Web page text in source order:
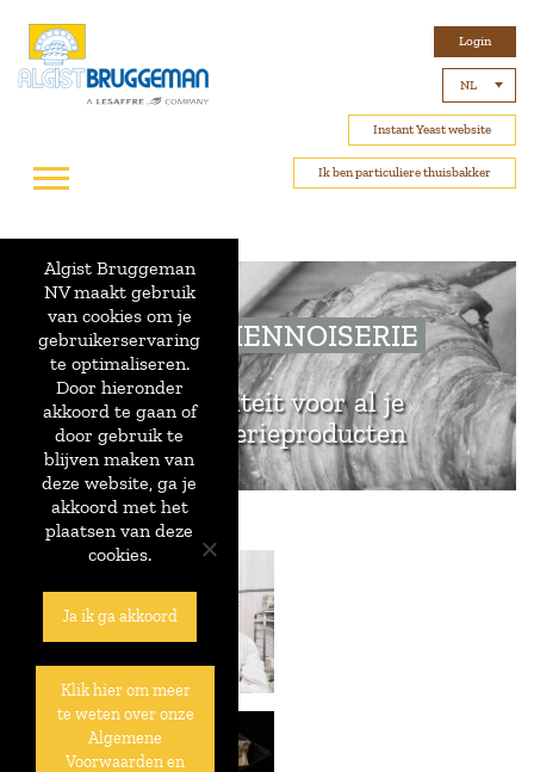
Login
NL
Instant Yeast website
Ik ben particuliere thuisbakker
PULSO VIENNOISERIE
Topkwaliteit voor al je
viennoiserieproducten
Algist Bruggeman
NV maakt gebruik
van cookies om je
gebruikerservaring
te optimaliseren.
Door hieronder
akkoord te gaan of
door gebruik te
blijven maken van
deze website, ga je
akkoord met het
plaatsen van deze
cookies.
Ja ik ga akkoord
Klik hier om meer
te weten over onze
Algemene
Voorwaarden en